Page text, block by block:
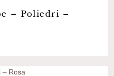
– Poliedri –